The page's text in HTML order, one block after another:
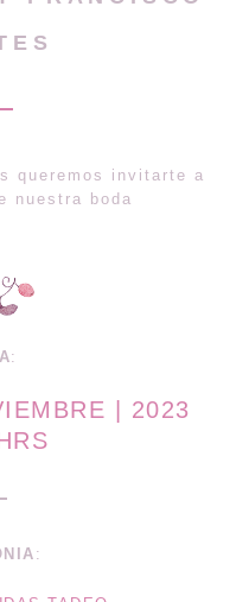
queremos invitarte a
nuestra boda
:
| 2023
: